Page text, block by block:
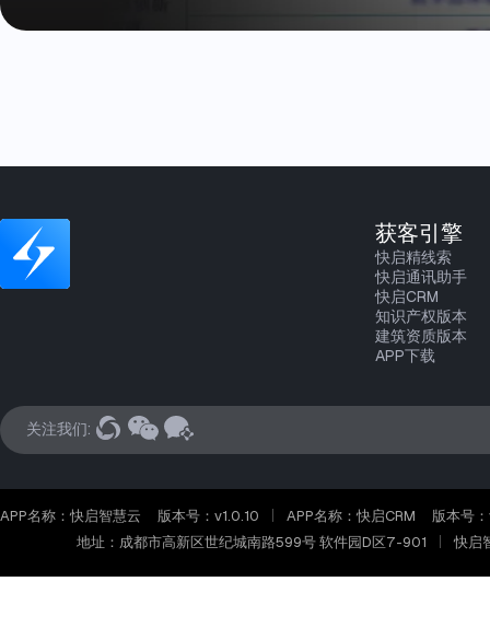
获客引擎
快启精线索
快启通讯助手
快启CRM
知识产权版本
建筑资质版本
APP下载
关注我们:
APP名称：快启智慧云 版本号：v1.0.10 APP名称：快启CRM
版本号
地址：成都市高新区世纪城南路599号 软件园D区7-901
快启